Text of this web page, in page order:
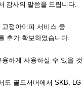
감사의 말씀을 드립니다.
정아이피 서비스 중
추가 확보하였습니다.
하게 사용하실 수 있을
도 골드서버에서 SKB,